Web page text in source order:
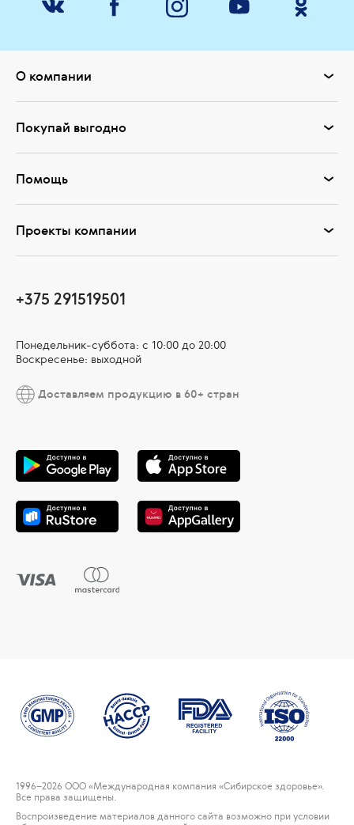
О компании
Покупай выгодно
Помощь
Проекты компании
+375 291519501
Понедельник-суббота: с 10:00 до 20:00
Воскресенье: выходной
Доставляем продукцию в 60+ стран
1996–2026 ООО «Международная компания «Сибирское здоровье».
Все права защищены.
Воспроизведение материалов данного сайта возможно при условии